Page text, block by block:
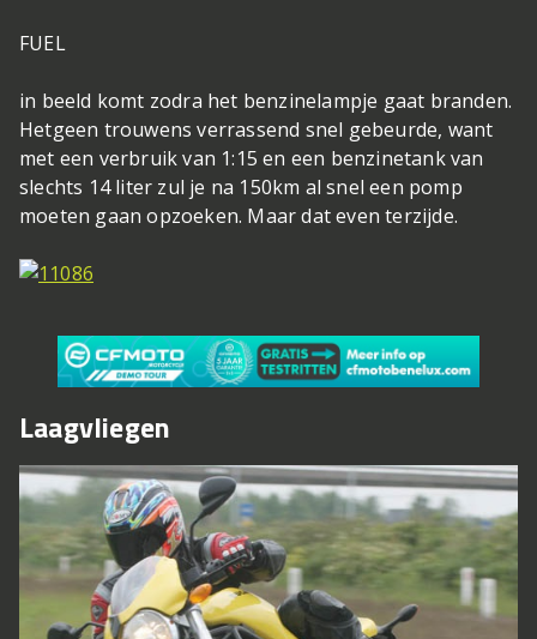
FUEL
in beeld komt zodra het benzinelampje gaat branden.
Hetgeen trouwens verrassend snel gebeurde, want
met een verbruik van 1:15 en een benzinetank van
slechts 14 liter zul je na 150km al snel een pomp
moeten gaan opzoeken. Maar dat even terzijde.
Laagvliegen